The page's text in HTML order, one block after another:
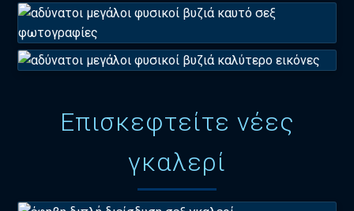
Επισκεφτείτε νέες
γκαλερί